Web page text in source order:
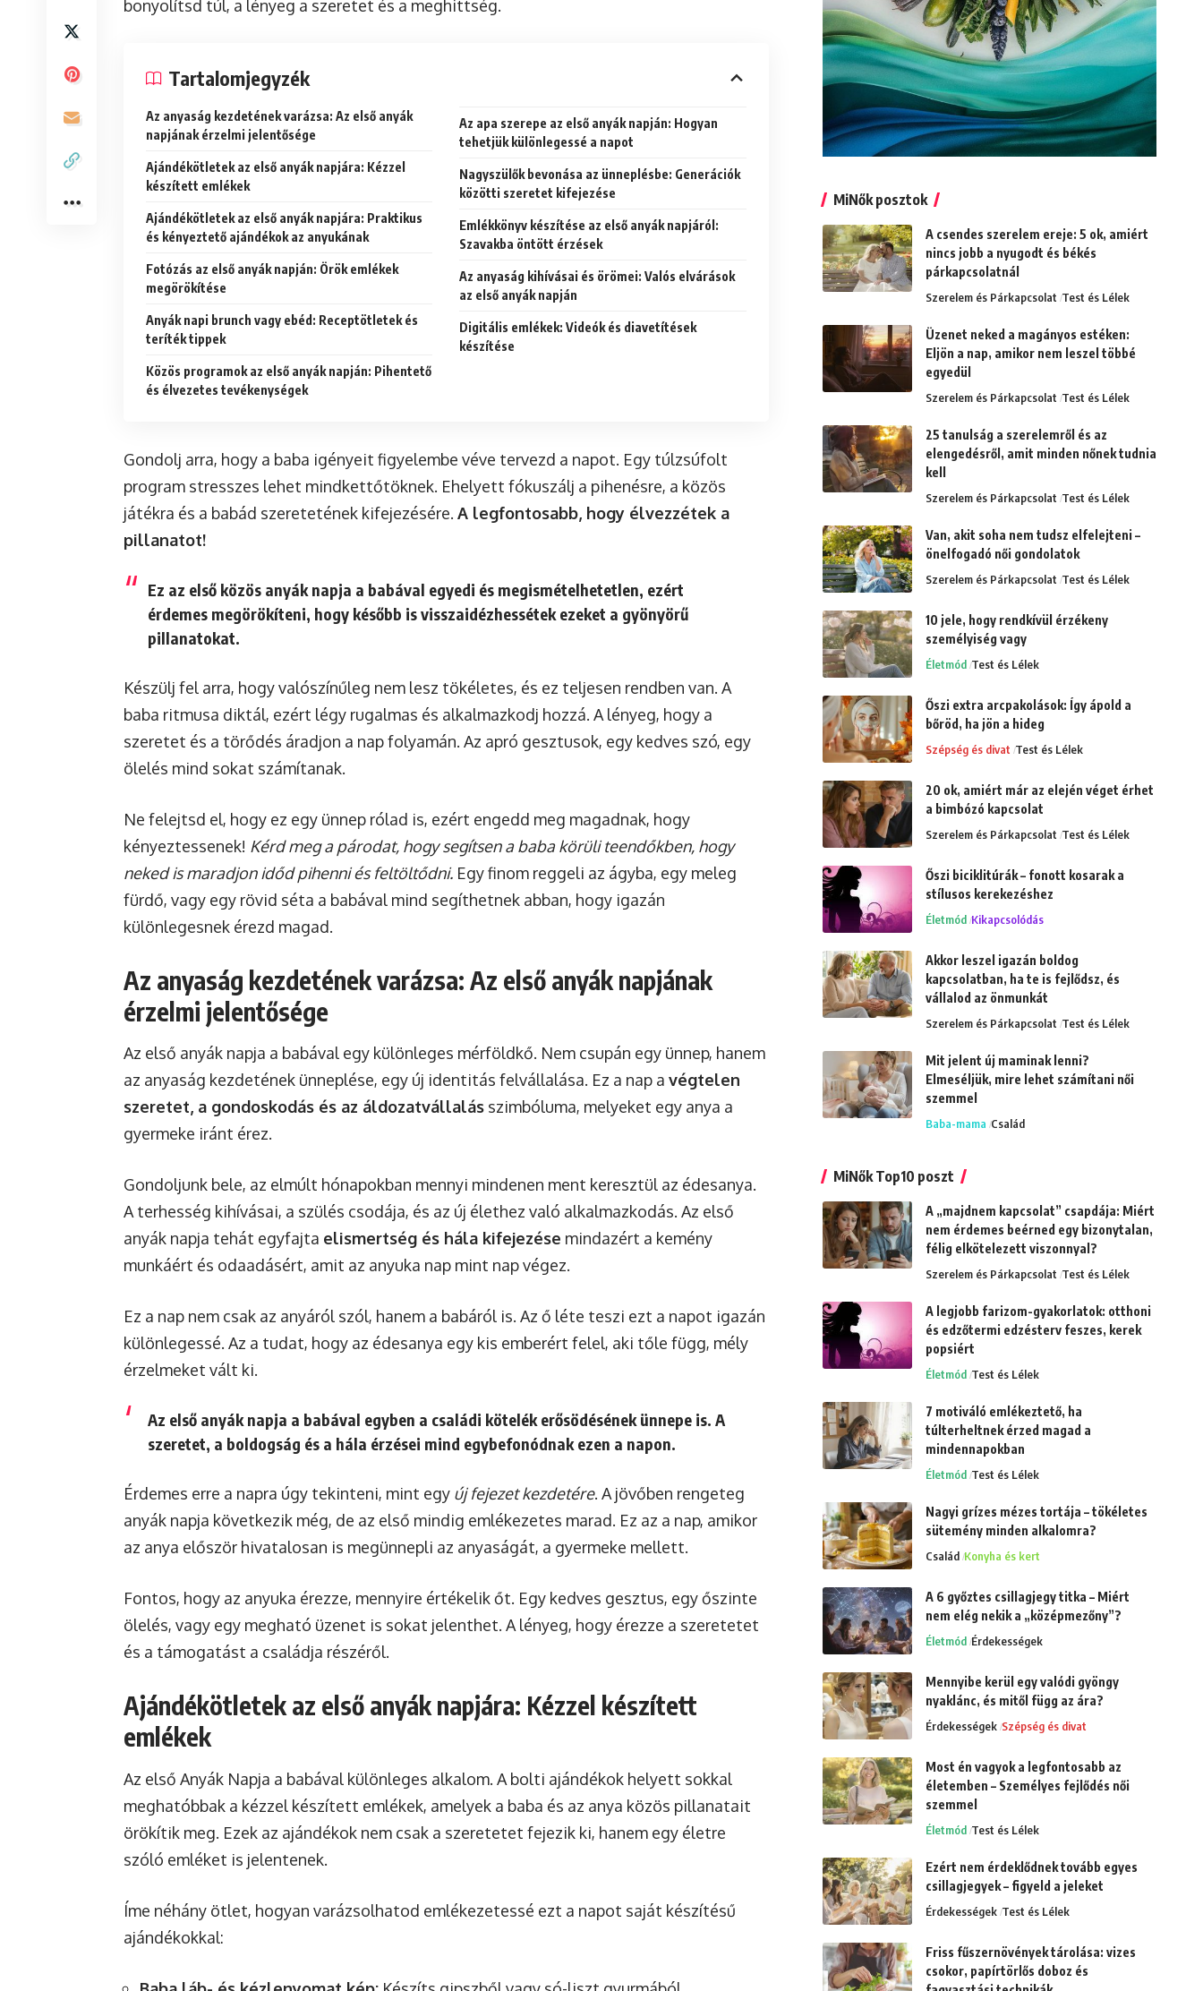
bonyolítsd túl, a lényeg a szeretet és a meghittség.
Tartalomjegyzék
Az anyaság kezdetének varázsa: Az első anyák
napjának érzelmi jelentősége
Ajándékötletek az első anyák napjára: Kézzel
készített emlékek
Ajándékötletek az első anyák napjára: Praktikus
és kényeztető ajándékok az anyukának
Fotózás az első anyák napján: Örök emlékek
megörökítése
Anyák napi brunch vagy ebéd: Receptötletek és
teríték tippek
Közös programok az első anyák napján: Pihentető
és élvezetes tevékenységek
Az apa szerepe az első anyák napján: Hogyan
tehetjük különlegessé a napot
Nagyszülők bevonása az ünneplésbe: Generációk
közötti szeretet kifejezése
Emlékkönyv készítése az első anyák napjáról:
Szavakba öntött érzések
Az anyaság kihívásai és örömei: Valós elvárások
az első anyák napján
Digitális emlékek: Videók és diavetítések
készítése
Gondolj arra, hogy a baba igényeit figyelembe véve tervezd a napot. Egy túlzsúfolt
program stresszes lehet mindkettőtöknek. Ehelyett fókuszálj a pihenésre, a közös
játékra és a babád szeretetének kifejezésére. A legfontosabb, hogy élvezzétek a
pillanatot!
Ez az első közös anyák napja a babával egyedi és megismételhetetlen, ezért
érdemes megörökíteni, hogy később is visszaidézhessétek ezeket a gyönyörű
pillanatokat.
Készülj fel arra, hogy valószínűleg nem lesz tökéletes, és ez teljesen rendben van. A
baba ritmusa diktál, ezért légy rugalmas és alkalmazkodj hozzá. A lényeg, hogy a
szeretet és a törődés áradjon a nap folyamán. Az apró gesztusok, egy kedves szó, egy
ölelés mind sokat számítanak.
Ne felejtsd el, hogy ez egy ünnep rólad is, ezért engedd meg magadnak, hogy
kényeztessenek! Kérd meg a párodat, hogy segítsen a baba körüli teendőkben, hogy
neked is maradjon időd pihenni és feltöltődni. Egy finom reggeli az ágyba, egy meleg
fürdő, vagy egy rövid séta a babával mind segíthetnek abban, hogy igazán
különlegesnek érezd magad.
Az anyaság kezdetének varázsa: Az első anyák napjának
érzelmi jelentősége
Az első anyák napja a babával egy különleges mérföldkő. Nem csupán egy ünnep, hanem
az anyaság kezdetének ünneplése, egy új identitás felvállalása. Ez a nap a végtelen
szeretet, a gondoskodás és az áldozatvállalás szimbóluma, melyeket egy anya a
gyermeke iránt érez.
Gondoljunk bele, az elmúlt hónapokban mennyi mindenen ment keresztül az édesanya.
A terhesség kihívásai, a szülés csodája, és az új élethez való alkalmazkodás. Az első
anyák napja tehát egyfajta elismertség és hála kifejezése mindazért a kemény
munkáért és odaadásért, amit az anyuka nap mint nap végez.
Ez a nap nem csak az anyáról szól, hanem a babáról is. Az ő léte teszi ezt a napot igazán
különlegessé. Az a tudat, hogy az édesanya egy kis emberért felel, aki tőle függ, mély
érzelmeket vált ki.
Az első anyák napja a babával egyben a családi kötelék erősödésének ünnepe is. A
szeretet, a boldogság és a hála érzései mind egybefonódnak ezen a napon.
Érdemes erre a napra úgy tekinteni, mint egy új fejezet kezdetére. A jövőben rengeteg
anyák napja következik még, de az első mindig emlékezetes marad. Ez az a nap, amikor
az anya először hivatalosan is megünnepli az anyaságát, a gyermeke mellett.
Fontos, hogy az anyuka érezze, mennyire értékelik őt. Egy kedves gesztus, egy őszinte
ölelés, vagy egy megható üzenet is sokat jelenthet. A lényeg, hogy érezze a szeretetet
és a támogatást a családja részéről.
Ajándékötletek az első anyák napjára: Kézzel készített
emlékek
Az első Anyák Napja a babával különleges alkalom. A bolti ajándékok helyett sokkal
meghatóbbak a kézzel készített emlékek, amelyek a baba és az anya közös pillanatait
örökítik meg. Ezek az ajándékok nem csak a szeretetet fejezik ki, hanem egy életre
szóló emléket is jelentenek.
Íme néhány ötlet, hogyan varázsolhatod emlékezetessé ezt a napot saját készítésű
ajándékokkal:
MiNők posztok
A csendes szerelem ereje: 5 ok, amiért
nincs jobb a nyugodt és békés
párkapcsolatnál
Szerelem és Párkapcsolat Test és Lélek
Üzenet neked a magányos estéken:
Eljön a nap, amikor nem leszel többé
egyedül
Szerelem és Párkapcsolat Test és Lélek
25 tanulság a szerelemről és az
elengedésről, amit minden nőnek tudnia
kell
Szerelem és Párkapcsolat Test és Lélek
Van, akit soha nem tudsz elfelejteni –
önelfogadó női gondolatok
Szerelem és Párkapcsolat Test és Lélek
10 jele, hogy rendkívül érzékeny
személyiség vagy
Életmód Test és Lélek
Őszi extra arcpakolások: Így ápold a
bőröd, ha jön a hideg
Szépség és divat Test és Lélek
20 ok, amiért már az elején véget érhet
a bimbózó kapcsolat
Szerelem és Párkapcsolat Test és Lélek
Őszi biciklitúrák – fonott kosarak a
stílusos kerekezéshez
Életmód Kikapcsolódás
Akkor leszel igazán boldog
kapcsolatban, ha te is fejlődsz, és
vállalod az önmunkát
Szerelem és Párkapcsolat Test és Lélek
Mit jelent új maminak lenni?
Elmeséljük, mire lehet számítani női
szemmel
Baba-mama Család
MiNők Top10 poszt
A „majdnem kapcsolat” csapdája: Miért
nem érdemes beérned egy bizonytalan,
félig elkötelezett viszonnyal?
Szerelem és Párkapcsolat Test és Lélek
A legjobb farizom-gyakorlatok: otthoni
és edzőtermi edzésterv feszes, kerek
popsiért
Életmód Test és Lélek
7 motiváló emlékeztető, ha
túlterheltnek érzed magad a
mindennapokban
Életmód Test és Lélek
Nagyi grízes mézes tortája – tökéletes
sütemény minden alkalomra?
Család Konyha és kert
A 6 győztes csillagjegy titka – Miért
nem elég nekik a „középmezőny”?
Életmód Érdekességek
Mennyibe kerül egy valódi gyöngy
nyaklánc, és mitől függ az ára?
Érdekességek Szépség és divat
Most én vagyok a legfontosabb az
életemben – Személyes fejlődés női
szemmel
Életmód Test és Lélek
Ezért nem érdeklődnek tovább egyes
csillagjegyek – figyeld a jeleket
Érdekességek Test és Lélek
Friss fűszernövények tárolása: vizes
csokor, papírtörlős doboz és